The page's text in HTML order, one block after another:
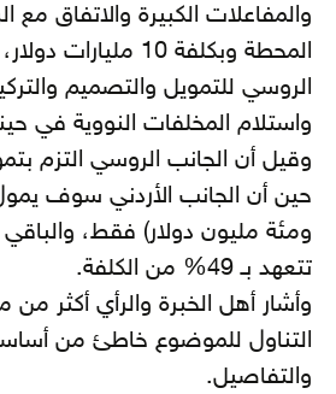
والمفاعلات الكبيرة والاتفاق مع
المحطة وبكلفة 10
الروسي للتمويل والتصميم
واستلام المخلفات النووية في
ومئة مليون دولار) فقط،
تتعهد بـ 49% من الكلفة.
وأشار أهل الخبرة والرأي أكثر
التناول للموضوع خاطئ من
والتفاصيل.